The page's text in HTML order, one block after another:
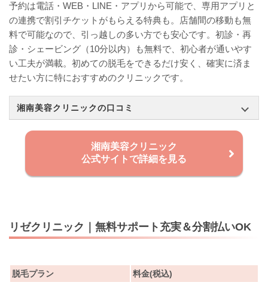
予約は電話・WEB・LINE・アプリから可能で、専用アプリと
の連携で割引チケットがもらえる特典も。店舗間の移動も無
料で可能なので、引っ越しの多い方でも安心です。初診・再
診・シェービング（10分以内）も無料で、初心者が通いやす
い工夫が満載。初めての脱毛をできるだけ安く、確実に済ま
せたい方に特におすすめのクリニックです。
湘南美容クリニックの口コミ
湘南美容クリニック
公式サイトで詳細を見る
リゼクリニック｜無料サポート充実＆分割払いOK
脱毛プラン 料金(税込)